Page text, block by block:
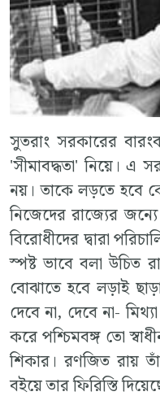
সুতরাং সরকারের
'সীমাবদ্ধতা' নিয়ে।
নয়। তাকে লড়তে হবে
নিজেদের রাজ্যের
বিরোধীদের দ্বারা
স্পষ্ট ভাবে বলা উচিত
বোঝাতে হবে লড়াই
দেবে না, দেবে না-
করে পশ্চিমবঙ্গ তো
শিকার। রণজিত রায়
বইয়ে তার ফিরিস্তি